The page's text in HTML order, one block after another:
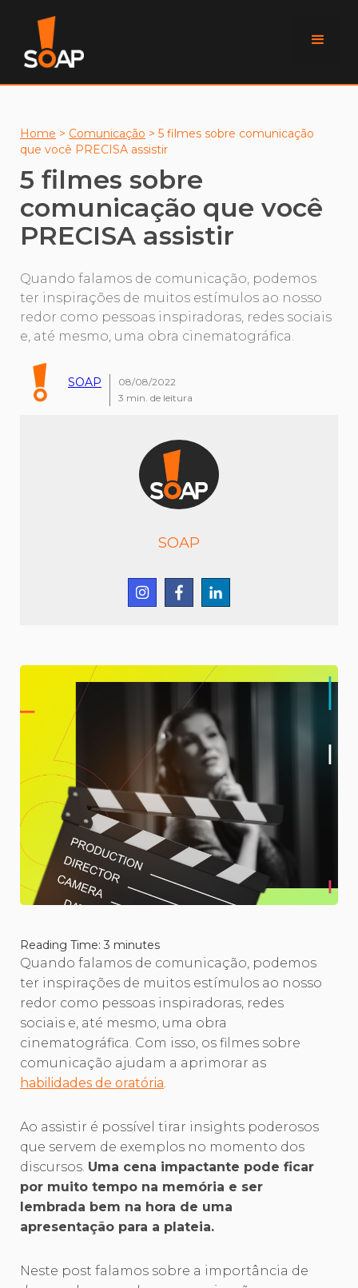
Home > Comunicação > 5 filmes sobre comunicação
que você PRECISA assistir
5 filmes sobre
comunicação que você
PRECISA assistir
Quando falamos de comunicação, podemos
ter inspirações de muitos estímulos ao nosso
redor como pessoas inspiradoras, redes sociais
e, até mesmo, uma obra cinematográfica.
SOAP
08/08/2022
3 min. de leitura
SOAP
Reading Time: 3 minutes
Quando falamos de comunicação, podemos
ter inspirações de muitos estímulos ao nosso
redor como pessoas inspiradoras, redes
sociais e, até mesmo, uma obra
cinematográfica. Com isso, os filmes sobre
comunicação ajudam a aprimorar as
habilidades de oratória.
Ao assistir é possível tirar insights poderosos
que servem de exemplos no momento dos
discursos. Uma cena impactante pode ficar
por muito tempo na memória e ser
lembrada bem na hora de uma
apresentação para a plateia.
Neste post falamos sobre a importância de